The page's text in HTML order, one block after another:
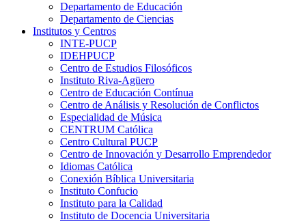
Departamento de Educación
Departamento de Ciencias
Institutos y Centros
INTE-PUCP
IDEHPUCP
Centro de Estudios Filosóficos
Instituto Riva-Agüero
Centro de Educación Contínua
Centro de Análisis y Resolución de Conflictos
Especialidad de Música
CENTRUM Católica
Centro Cultural PUCP
Centro de Innovación y Desarrollo Emprendedor
Idiomas Católica
Conexión Bíblica Universitaria
Instituto Confucio
Instituto para la Calidad
Instituto de Docencia Universitaria